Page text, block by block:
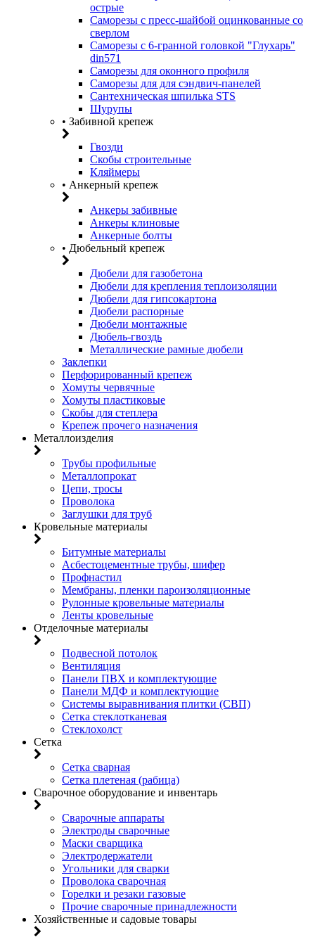
острые
Саморезы с пресс-шайбой оцинкованные со
сверлом
Саморезы с 6-гранной головкой "Глухарь"
din571
Саморезы для оконного профиля
Саморезы для для сэндвич-панелей
Сантехническая шпилька STS
Шурупы
• Забивной крепеж
Гвозди
Скобы строительные
Кляймеры
• Анкерный крепеж
Анкеры забивные
Анкеры клиновые
Анкерные болты
• Дюбельный крепеж
Дюбели для газобетона
Дюбели для крепления теплоизоляции
Дюбели для гипсокартона
Дюбели распорные
Дюбели монтажные
Дюбель-гвоздь
Металлические рамные дюбели
Заклепки
Перфорированный крепеж
Хомуты червячные
Хомуты пластиковые
Скобы для степлера
Крепеж прочего назначения
Металлоизделия
Трубы профильные
Металлопрокат
Цепи, тросы
Проволока
Заглушки для труб
Кровельные материалы
Битумные материалы
Асбестоцементные трубы, шифер
Профнастил
Мембраны, пленки пароизоляционные
Рулонные кровельные материалы
Ленты кровельные
Отделочные материалы
Подвесной потолок
Вентиляция
Панели ПВХ и комплектующие
Панели МДФ и комплектующие
Системы выравнивания плитки (СВП)
Сетка стеклотканевая
Стеклохолст
Сетка
Сетка сварная
Сетка плетеная (рабица)
Сварочное оборудование и инвентарь
Сварочные аппараты
Электроды сварочные
Маски сварщика
Электродержатели
Угольники для сварки
Проволока сварочная
Горелки и резаки газовые
Прочие сварочные принадлежности
Хозяйственные и садовые товары